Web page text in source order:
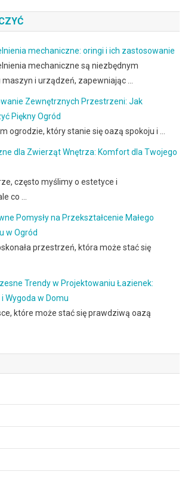
mechaniczne: oringi i ich zastosowanie
mechaniczne są niezbędnym
i urządzeń, zapewniając …
Zewnętrznych Przestrzeni: Jak
Piękny Ogród
ogrodzie, który stanie się oazą spokoju i …
dla Zwierząt Wnętrza: Komfort dla Twojego
często myślimy o estetyce i
co …
Pomysły na Przekształcenie Małego
w Ogród
przestrzeń, która może stać się
Trendy w Projektowaniu Łazienek:
Wygoda w Domu
które może stać się prawdziwą oazą